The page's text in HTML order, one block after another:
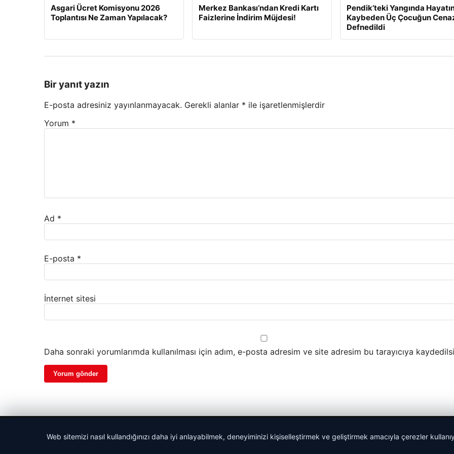
Asgari Ücret Komisyonu 2026
Toplantısı Ne Zaman Yapılacak?
Merkez Bankası’ndan Kredi Kartı
Faizlerine İndirim Müjdesi!
Pendik’teki Yangında
Kaybeden Üç Çocuğun
Defnedildi
Bir yanıt yazın
E-posta adresiniz yayınlanmayacak. Gerekli alanlar * ile işaretlenmişlerdir
Yorum *
Ad *
E-posta *
İnternet sitesi
Daha sonraki yorumlarımda kullanılması için adım, e-posta adresim ve site adresim bu tarayıcıya
Web sitemizi nasıl kullandığınızı daha iyi anlayabilmek, deneyiminizi kişiselleştirmek ve geliştirmek amacıyla çerezler